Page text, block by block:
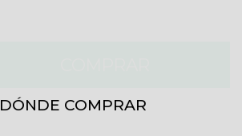
DÓNDE COMPRAR